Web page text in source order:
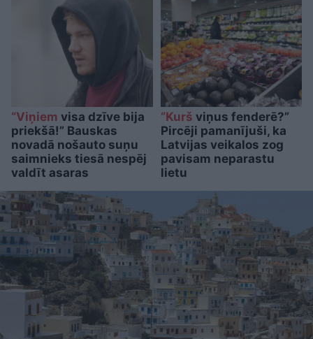
“Viņiem visa dzīve bija
priekšā!” Bauskas
novadā nošauto suņu
saimnieks tiesā nespēj
valdīt asaras
“Kurš viņus fenderē?”
Pircēji pamanījuši, ka
Latvijas veikalos zog
pavisam neparastu
lietu